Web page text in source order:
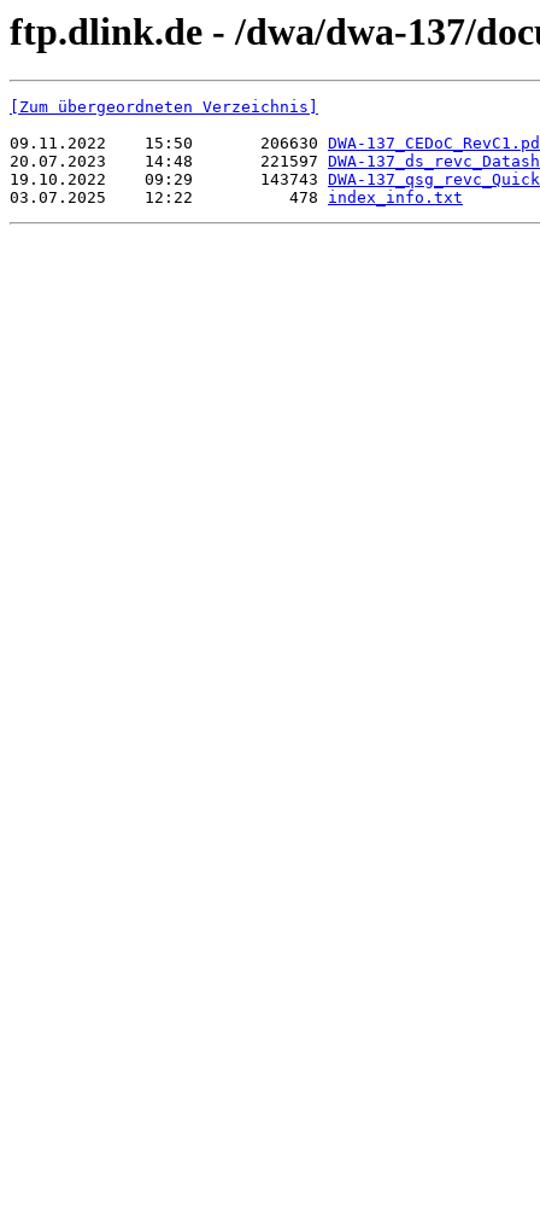
ftp.dlink.de - /dwa/dwa-137/
[Zum übergeordneten Verzeichnis]
09.11.2022    15:50       206630 DWA-
20.07.2023    14:48       221597 DWA-
19.10.2022    09:29       143743 DWA-
03.07.2025    12:22          478 index_info.txt